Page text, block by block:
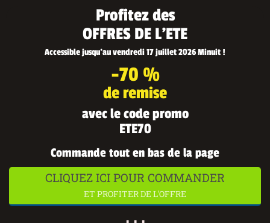
Profitez des
OFFRES DE L'ETE
Accessible jusqu'au vendredi 17 juillet 2026 Minuit !
-70 %
de remise
avec le code promo
ETE70
Commande tout en bas de la page
CLIQUEZ ICI POUR COMMANDER
ET PROFITER DE L'OFFRE